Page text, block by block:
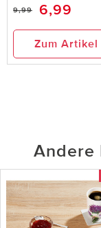
9,99 6,99
Zum Artikel
Andere